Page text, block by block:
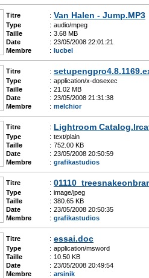
Titre : Van Halen - Jump.MP3
Type : audio/mpeg
Taille
: 3.68 MB
Date
: 23/05/2008 22:01:21
Membre
: lucbel
Titre :
Type : application/x-dosexec
Taille
: 21.02 MB
Date
: 23/05/2008 21:31:38
Membre
: melchior
Titre : Lightroom
Type : text/plain
Taille
: 752.00 KB
Date
: 23/05/2008 20:50:59
Membre
: grafikastudios
Titre :
Type : image/jpeg
Taille
: 380.65 KB
Date
: 23/05/2008 20:50:35
Membre
: grafikastudios
Titre : essai.doc
Type : application/msword
Taille
: 10.50 KB
Date
: 23/05/2008 20:49:54
Membre
: arsinik